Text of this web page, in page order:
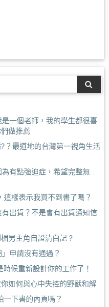
一個老師，我的學生都很喜
做推薦
？最道地的台灣第一視角生活
有點強迫症，希望完整無
這樣表示我買不到書了嗎？
出貨？不是會有出貨通知信
男主角自證清白記 ?
申請沒有通過？
時候重新設計你的工作了！
如何與心中失控的野獸和解
一下書的內頁嗎？